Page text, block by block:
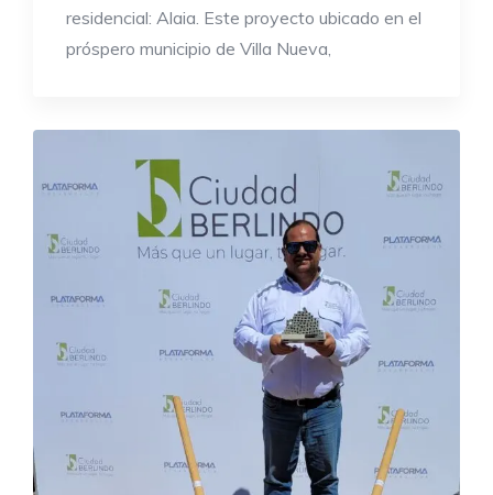
residencial: Alaia. Este proyecto ubicado en el
próspero municipio de Villa Nueva,